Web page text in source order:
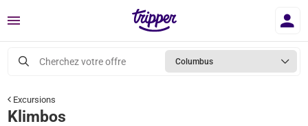
Menu
Cherchez votre offre Columbus
Excursions
Klimbos